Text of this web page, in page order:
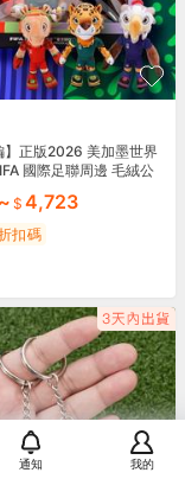
】正版2026 美加墨世界
國際足聯周邊 毛絨公
~ 4,723
扣碼
通知 我的